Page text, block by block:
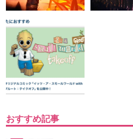
おすすめ記事